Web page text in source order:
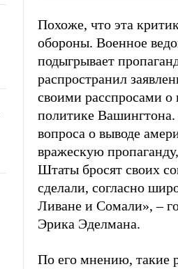
Похоже, что эта
обороны. Военное
подыгрывает
распространил
своими расспросами о
политике
вопроса о выводе
вражескую
Штаты бросят своих
сделали, согласно
Ливане и Сомали», –
Эрика Эделмана.
По его мнению, такие